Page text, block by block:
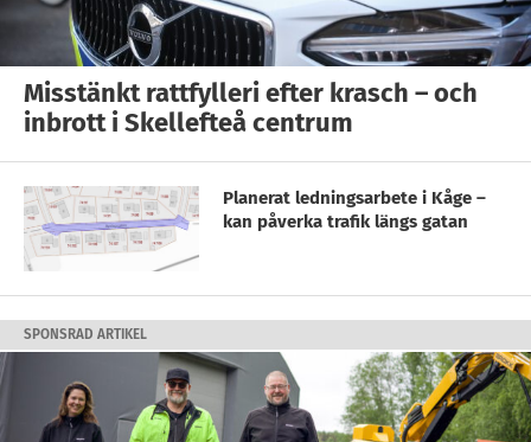
Misstänkt rattfylleri efter krasch – och
inbrott i Skellefteå centrum
Planerat ledningsarbete i Kåge –
kan påverka trafik längs gatan
SPONSRAD ARTIKEL